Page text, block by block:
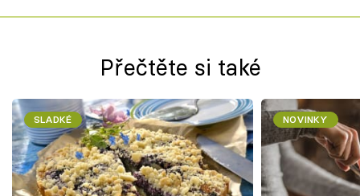
Přečtěte si také
SLADKÉ NOVINKY